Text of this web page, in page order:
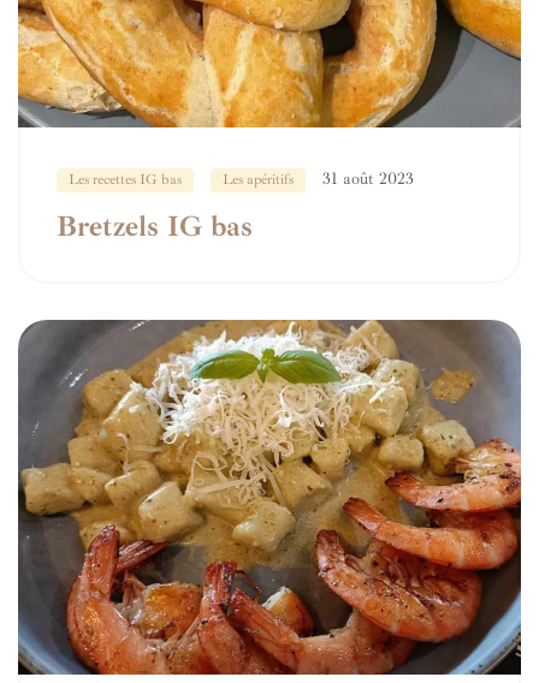
Les recettes IG bas Les apéritifs 31 août 2023
Bretzels IG bas